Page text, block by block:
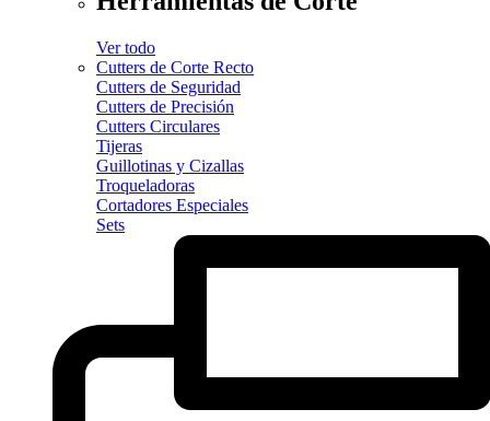
Ver todo
Cutters de Corte Recto
Cutters de Seguridad
Cutters de Precisión
Cutters Circulares
Tijeras
Guillotinas y Cizallas
Troqueladoras
Cortadores Especiales
Sets